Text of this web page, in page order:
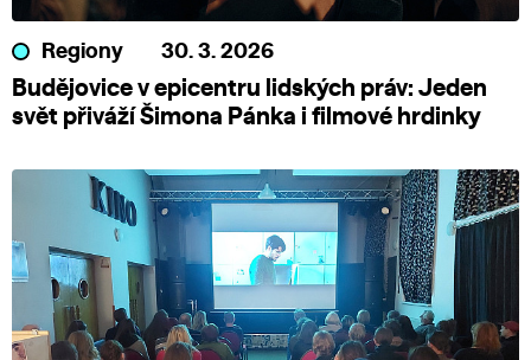
Regiony 30. 3. 2026
Budějovice v epicentru lidských práv: Jeden
svět přiváží Šimona Pánka i filmové hrdinky